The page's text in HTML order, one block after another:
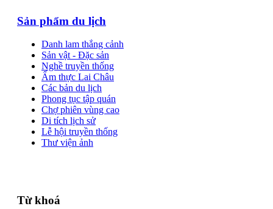
Sản phẩm du lịch
Danh lam thắng cảnh
Sản vật - Đặc sản
Nghề truyền thống
Ẩm thực Lai Châu
Các bản du lịch
Phong tục tập quán
Chợ phiên vùng cao
Di tích lịch sử
Lễ hội truyền thống
Thư viện ảnh
Từ khoá